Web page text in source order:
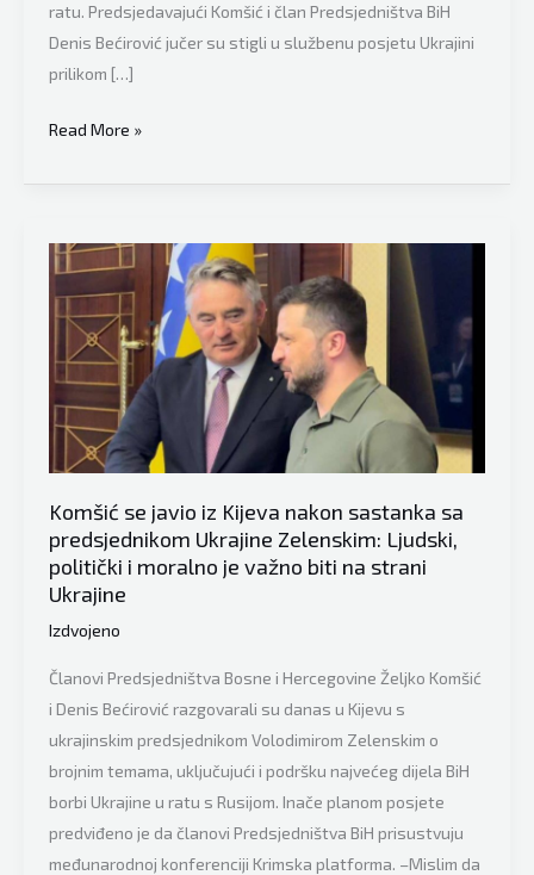
ratu. Predsjedavajući Komšić i član Predsjedništva BiH
Denis Bećirović jučer su stigli u službenu posjetu Ukrajini
prilikom […]
Željko
na
poručio
Ukrajincima:
“Čuvajte
kompromisa
koji
miru
ugroziti
ono
što
ste
hrabro
branili
u
ratu!”
Read More »
Komšić se javio iz Kijeva nakon sastanka sa
predsjednikom Ukrajine Zelenskim: Ljudski,
politički i moralno je važno biti na strani
Ukrajine
Izdvojeno
Članovi Predsjedništva Bosne i Hercegovine Željko Komšić
i Denis Bećirović razgovarali su danas u Kijevu s
ukrajinskim predsjednikom Volodimirom Zelenskim o
brojnim temama, uključujući i podršku najvećeg dijela BiH
borbi Ukrajine u ratu s Rusijom. Inače planom posjete
predviđeno je da članovi Predsjedništva BiH prisustvuju
međunarodnoj konferenciji Krimska platforma. –Mislim da